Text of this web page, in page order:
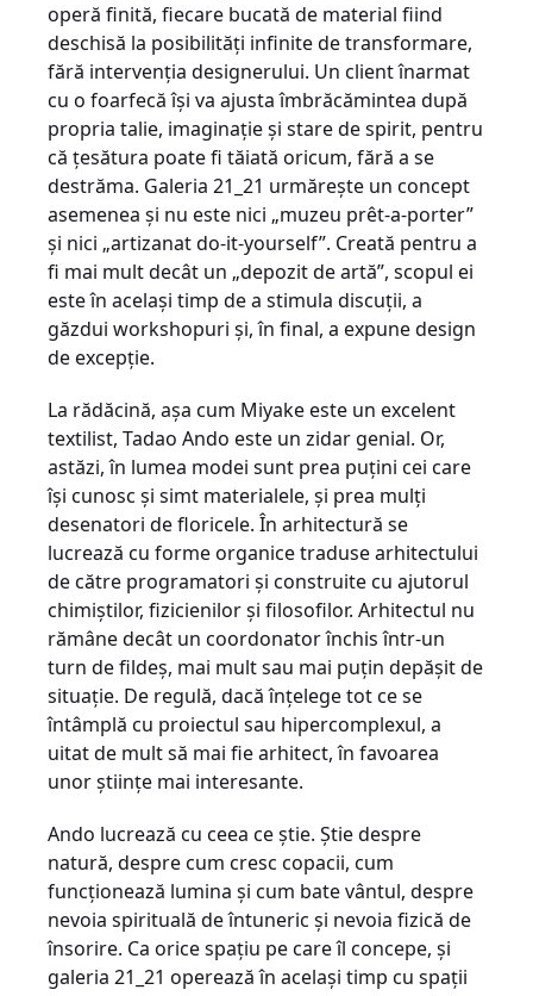
operă finită, fiecare bucată de material fiind
deschisă la posibilităţi infinite de transformare,
fără intervenţia designerului. Un client înarmat
cu o foarfecă îşi va ajusta îmbrăcămintea după
propria talie, imaginaţie şi stare de spirit, pentru
că ţesătura poate fi tăiată oricum, fără a se
destrăma. Galeria 21_21 urmăreşte un concept
asemenea şi nu este nici „muzeu prêt-a-porter”
şi nici „artizanat do-it-yourself”. Creată pentru a
fi mai mult decât un „depozit de artă”, scopul ei
este în acelaşi timp de a stimula discuţii, a
găzdui workshopuri şi, în final, a expune design
de excepţie.
La rădăcină, aşa cum Miyake este un excelent
textilist, Tadao Ando este un zidar genial. Or,
astăzi, în lumea modei sunt prea puţini cei care
îşi cunosc şi simt materialele, şi prea mulţi
desenatori de floricele. În arhitectură se
lucrează cu forme organice traduse arhitectului
de către programatori şi construite cu ajutorul
chimiştilor, fizicienilor şi filosofilor. Arhitectul nu
rămâne decât un coordonator închis într-un
turn de fildeş, mai mult sau mai puţin depăşit de
situaţie. De regulă, dacă înţelege tot ce se
întâmplă cu proiectul sau hipercomplexul, a
uitat de mult să mai fie arhitect, în favoarea
unor ştiinţe mai interesante.
Ando lucrează cu ceea ce ştie. Ştie despre
natură, despre cum cresc copacii, cum
funcţionează lumina şi cum bate vântul, despre
nevoia spirituală de întuneric şi nevoia fizică de
însorire. Ca orice spaţiu pe care îl concepe, şi
galeria 21_21 operează în acelaşi timp cu spaţii